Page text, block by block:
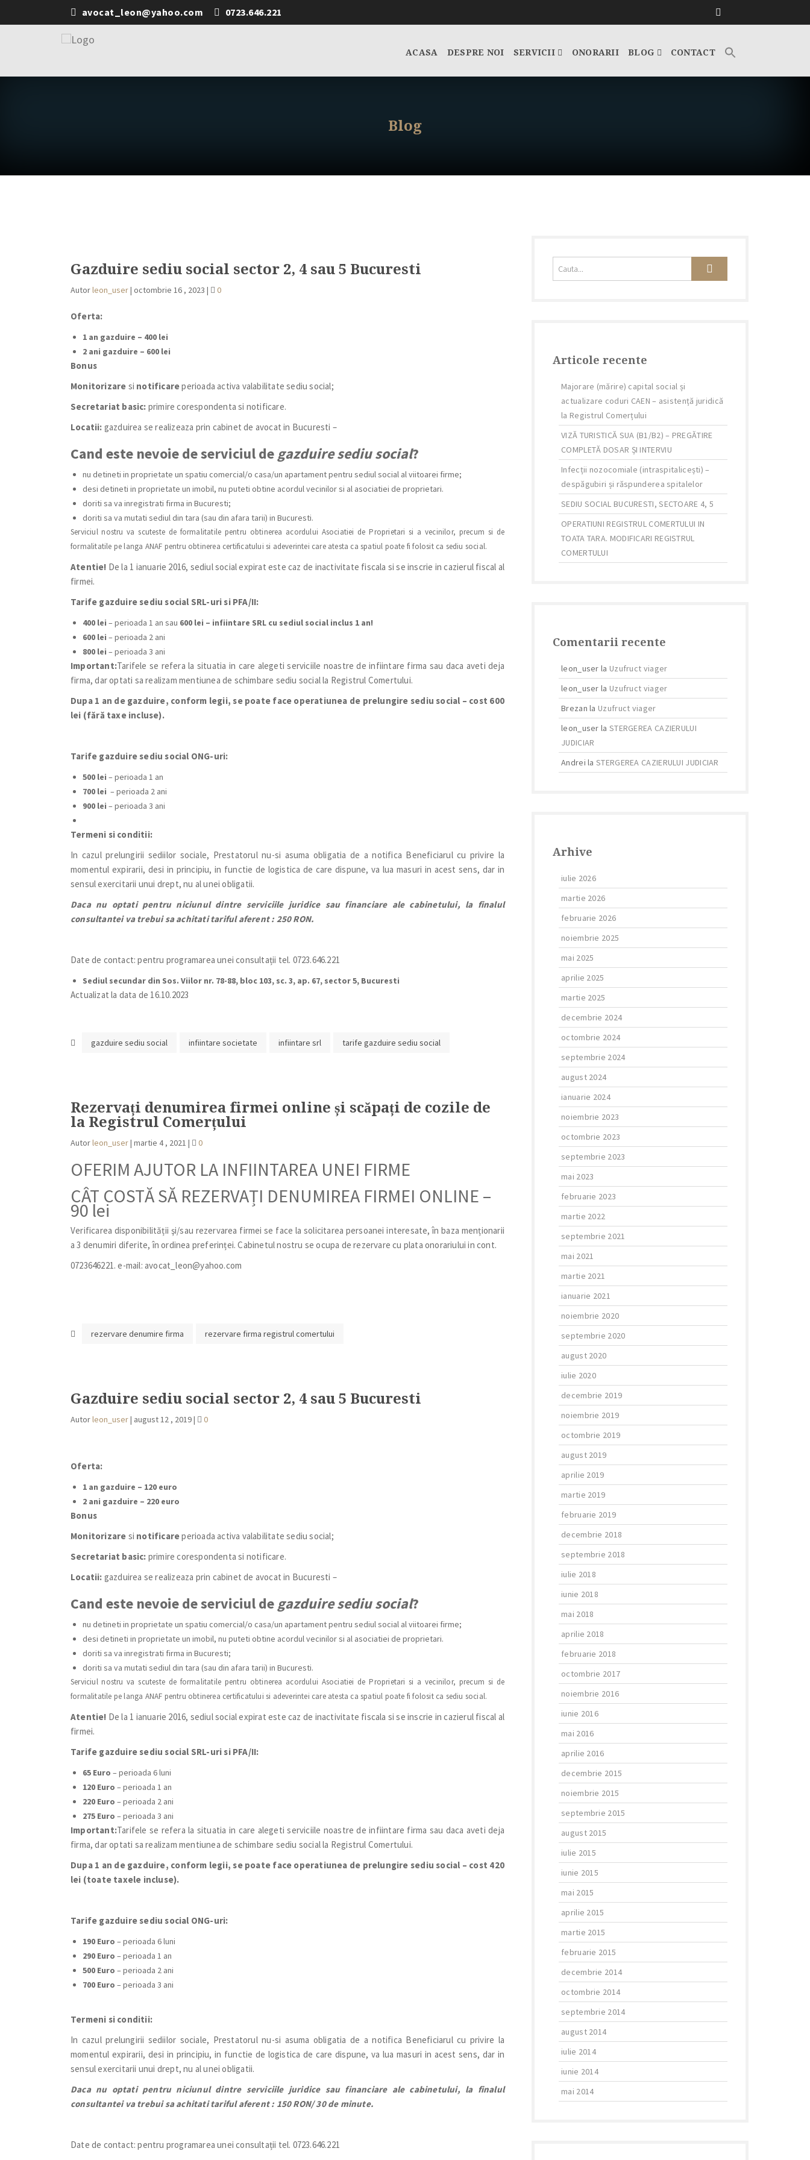
avocat_leon@yahoo.com 0723.646.221
ACASA DESPRE NOI SERVICII ONORARII BLOG CONTACT
Blog
Gazduire sediu social sector 2, 4 sau 5 Bucuresti
Autorleon_user| octombrie 16 , 2023 | 0
Oferta:
1 an gazduire – 400 lei
2 ani gazduire – 600 lei
Bonus
Monitorizare si notificareperioada activa valabilitate sediu social;
Secretariat basic: primire corespondenta si notificare.
Locatii: gazduirea se realizeaza prin cabinet de avocat in Bucuresti –
Cand este nevoie de serviciul de gazduire sediu social?
nu detineti in proprietate un spatiu comercial/o casa/un apartament pentru sediul social al viitoarei firme;
desi detineti in proprietate un imobil, nu puteti obtine acordul vecinilor si al asociatiei de proprietari.
doriti sa va inregistrati firma in Bucuresti;
doriti sa va mutati sediul din tara (sau din afara tarii) in Bucuresti.
Serviciul nostru va scuteste de formalitatile pentru obtinerea acordului Asociatiei de Proprietari si a vecinilor, precum si de
formalitatile pe langa ANAF pentru obtinerea certificatului si adeverintei care atesta ca spatiul poate fi folosit ca sediu social.
Atentie! De la 1 ianuarie 2016, sediul social expirat este caz de inactivitate fiscala si se inscrie in cazierul fiscal al
firmei.
Tarife gazduire sediu social SRL-uri si PFA/II:
400 lei – perioada 1 an sau 600 lei – infiintare SRL cu sediul social inclus 1 an!
600 lei – perioada 2 ani
800 lei – perioada 3 ani
Important:Tarifele se refera la situatia in care alegeti serviciile noastre de infiintare firma sau daca aveti deja
firma, dar optati sa realizam mentiunea de schimbare sediu social la Registrul Comertului.
Dupa 1 an de gazduire, conform legii, se poate face operatiunea de prelungire sediu social – cost 600
lei (fără taxe incluse).
Tarife gazduire sediu social ONG-uri:
500 lei – perioada 1 an
700 lei – perioada 2 ani
900 lei – perioada 3 ani
Termeni si conditii:
In cazul prelungirii sediilor sociale, Prestatorul nu-si asuma obligatia de a notifica Beneficiarul cu privire la
momentul expirarii, desi in principiu, in functie de logistica de care dispune, va lua masuri in acest sens, dar in
sensul exercitarii unui drept, nu al unei obligatii.
Daca nu optati pentru niciunul dintre serviciile juridice sau financiare ale cabinetului, la finalul
consultantei va trebui sa achitati tariful aferent : 250 RON.
Date de contact: pentru programarea unei consultații tel. 0723.646.221
Sediul secundar din Sos. Viilor nr. 78-88, bloc 103, sc. 3, ap. 67, sector 5, Bucuresti
Actualizat la data de 16.10.2023
gazduire sediu social infiintare societate infiintare srl tarife gazduire sediu social
Rezervați denumirea firmei online și scăpați de cozile de
la Registrul Comerțului
Autorleon_user| martie 4 , 2021 | 0
OFERIM AJUTOR LA INFIINTAREA UNEI FIRME
CÂT COSTĂ SĂ REZERVAȚI DENUMIREA FIRMEI ONLINE –
90 lei
Verificarea disponibilității şi/sau rezervarea firmei se face la solicitarea persoanei interesate, în baza menționarii
a 3 denumiri diferite, în ordinea preferinței. Cabinetul nostru se ocupa de rezervare cu plata onorariului in cont.
0723646221. e-mail: avocat_leon@yahoo.com
rezervare denumire firma rezervare firma registrul comertului
Gazduire sediu social sector 2, 4 sau 5 Bucuresti
Autorleon_user| august 12 , 2019| 0
Oferta:
1 an gazduire – 120 euro
2 ani gazduire – 220 euro
Bonus
Monitorizare si notificareperioada activa valabilitate sediu social;
Secretariat basic: primire corespondenta si notificare.
Locatii: gazduirea se realizeaza prin cabinet de avocat in Bucuresti –
Cand este nevoie de serviciul de gazduire sediu social?
nu detineti in proprietate un spatiu comercial/o casa/un apartament pentru sediul social al viitoarei firme;
desi detineti in proprietate un imobil, nu puteti obtine acordul vecinilor si al asociatiei de proprietari.
doriti sa va inregistrati firma in Bucuresti;
doriti sa va mutati sediul din tara (sau din afara tarii) in Bucuresti.
Serviciul nostru va scuteste de formalitatile pentru obtinerea acordului Asociatiei de Proprietari si a vecinilor, precum si de
formalitatile pe langa ANAF pentru obtinerea certificatului si adeverintei care atesta ca spatiul poate fi folosit ca sediu social.
Atentie! De la 1 ianuarie 2016, sediul social expirat este caz de inactivitate fiscala si se inscrie in cazierul fiscal al
firmei.
Tarife gazduire sediu social SRL-uri si PFA/II:
65 Euro – perioada 6 luni
120 Euro – perioada 1 an
220 Euro – perioada 2 ani
275 Euro – perioada 3 ani
Important:Tarifele se refera la situatia in care alegeti serviciile noastre de infiintare firma sau daca aveti deja
firma, dar optati sa realizam mentiunea de schimbare sediu social la Registrul Comertului.
Dupa 1 an de gazduire, conform legii, se poate face operatiunea de prelungire sediu social – cost 420
lei (toate taxele incluse).
Tarife gazduire sediu social ONG-uri:
190 Euro – perioada 6 luni
290 Euro – perioada 1 an
500 Euro – perioada 2 ani
700 Euro – perioada 3 ani
Termeni si conditii:
In cazul prelungirii sediilor sociale, Prestatorul nu-si asuma obligatia de a notifica Beneficiarul cu privire la
momentul expirarii, desi in principiu, in functie de logistica de care dispune, va lua masuri in acest sens, dar in
sensul exercitarii unui drept, nu al unei obligatii.
Daca nu optati pentru niciunul dintre serviciile juridice sau financiare ale cabinetului, la finalul
consultantei va trebui sa achitati tariful aferent : 150 RON/ 30 de minute.
Date de contact: pentru programarea unei consultații tel. 0723.646.221
Articole recente
Majorare (mărire) capital social și
actualizare coduri CAEN – asistență juridică
la Registrul Comerțului
VIZĂ TURISTICĂ SUA (B1/B2) – PREGĂTIRE
COMPLETĂ DOSAR ȘI INTERVIU
Infecții nozocomiale (intraspitalicești) –
despăgubiri și răspunderea spitalelor
SEDIU SOCIAL BUCURESTI, SECTOARE 4, 5
OPERATIUNI REGISTRUL COMERTULUI IN
TOATA TARA. MODIFICARI REGISTRUL
COMERTULUI
Comentarii recente
leon_user la Uzufruct viager
leon_user la Uzufruct viager
Brezan la Uzufruct viager
leon_user la STERGEREA CAZIERULUI
JUDICIAR
Andrei laSTERGEREA CAZIERULUI JUDICIAR
Arhive
iulie 2026
martie 2026
februarie 2026
noiembrie 2025
mai 2025
aprilie 2025
martie 2025
decembrie 2024
octombrie 2024
septembrie 2024
august 2024
ianuarie 2024
noiembrie 2023
octombrie 2023
septembrie 2023
mai 2023
februarie 2023
martie 2022
septembrie 2021
mai 2021
martie 2021
ianuarie 2021
noiembrie 2020
septembrie 2020
august 2020
iulie 2020
decembrie 2019
noiembrie 2019
octombrie 2019
august 2019
aprilie 2019
martie 2019
februarie 2019
decembrie 2018
septembrie 2018
iulie 2018
iunie 2018
mai 2018
aprilie 2018
februarie 2018
octombrie 2017
noiembrie 2016
iunie 2016
mai 2016
aprilie 2016
decembrie 2015
noiembrie 2015
septembrie 2015
august 2015
iulie 2015
iunie 2015
mai 2015
aprilie 2015
martie 2015
februarie 2015
decembrie 2014
octombrie 2014
septembrie 2014
august 2014
iulie 2014
iunie 2014
mai 2014